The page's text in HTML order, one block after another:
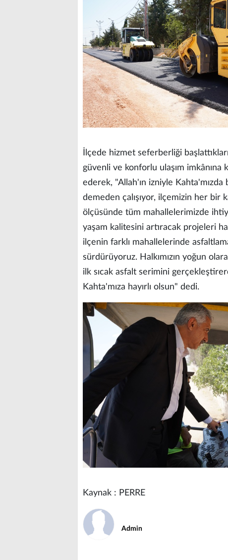
İlçede hizmet seferberliği
güvenli ve konforlu ulaşım imkânına
ederek, "Allah'ın izniyle Kahta'mızda
demeden çalışıyor, ilçemizin her bir
ölçüsünde tüm mahallelerimizde
yaşam kalitesini artıracak projeleri
ilçenin farklı mahallelerinde
sürdürüyoruz. Halkımızın yoğun
ilk sıcak asfalt serimini
Kahta'mıza hayırlı olsun" dedi.
Kaynak : PERRE
Admin